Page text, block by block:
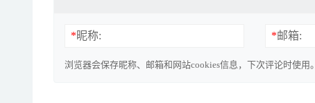
*昵称: *邮箱:
浏览器会保存昵称、邮箱和网站cookies信息，下次评论时使用。